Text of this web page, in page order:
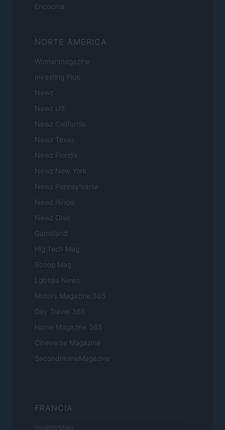
Encocina
NORTE AMERICA
Womanmagazine
Investing Plus
Newz
Newz US
Newz California
Newz Texas
Newz Florida
Newz New York
Newz Pennsylvania
Newz Illinois
Newz Ohio
Gameland
Hig Tech Mag
Scoop Mag
Lgbtqia News
Motors Magazine 365
Day Travel 365
Home Magazine 365
Cineverse Magazine
SecondHomeMagazine
FRANCIA
InvestirMag